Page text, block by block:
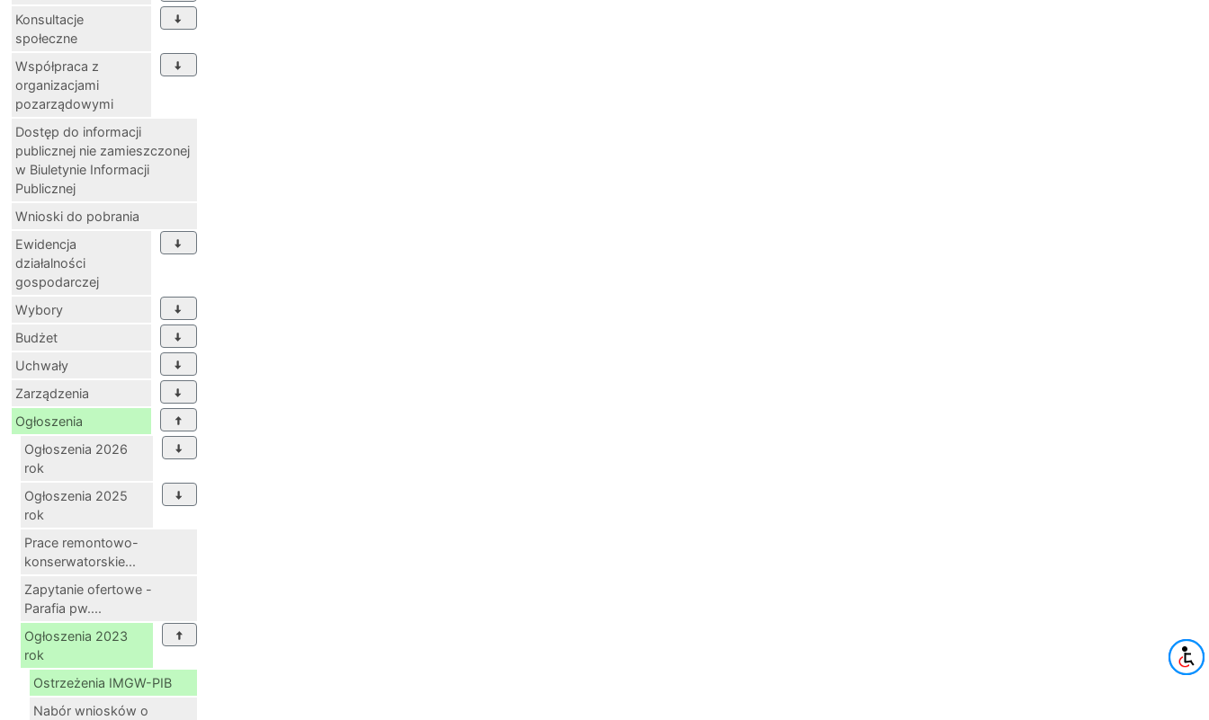
Konsultacje
społeczne
Współpraca z
organizacjami
pozarządowymi
Dostęp do informacji
publicznej nie zamieszczonej
w Biuletynie Informacji
Publicznej
Wnioski do pobrania
Ewidencja
działalności
gospodarczej
Wybory
Budżet
Uchwały
Zarządzenia
Ogłoszenia
Ogłoszenia 2026
rok
Ogłoszenia 2025
rok
Prace remontowo-
konserwatorskie...
Zapytanie ofertowe -
Parafia pw....
Ogłoszenia 2023
rok
Ostrzeżenia IMGW-PIB
Nabór wniosków o